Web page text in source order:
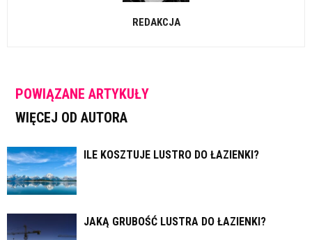
REDAKCJA
POWIĄZANE ARTYKUŁY
WIĘCEJ OD AUTORA
ILE KOSZTUJE LUSTRO DO ŁAZIENKI?
JAKĄ GRUBOŚĆ LUSTRA DO ŁAZIENKI?